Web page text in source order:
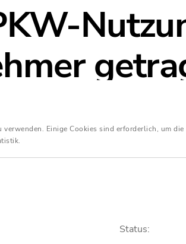
Blog
mit 1 % des Bruttolistenpreises
Einige Cookies sind erforderlich, um die
Status: